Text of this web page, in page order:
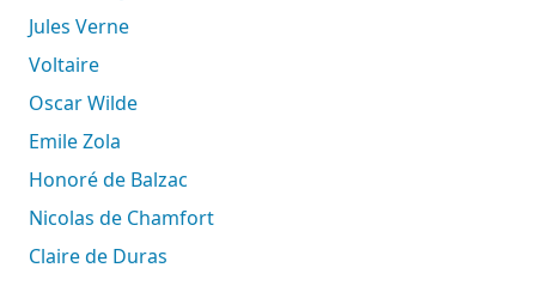
Jules Verne
Voltaire
Oscar Wilde
Emile Zola
Honoré de Balzac
Nicolas de Chamfort
Claire de Duras